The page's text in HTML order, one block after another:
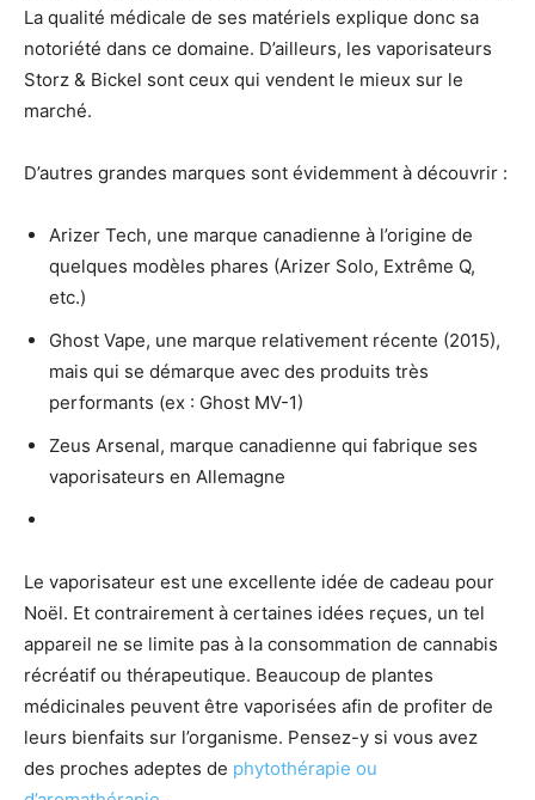
La qualité médicale de ses matériels explique donc sa
notoriété dans ce domaine. D’ailleurs, les vaporisateurs
Storz & Bickel sont ceux qui vendent le mieux sur le
marché.
D’autres grandes marques sont évidemment à découvrir :
Arizer Tech, une marque canadienne à l’origine de
quelques modèles phares (Arizer Solo, Extrême Q,
etc.)
Ghost Vape, une marque relativement récente (2015),
mais qui se démarque avec des produits très
performants (ex : Ghost MV-1)
Zeus Arsenal, marque canadienne qui fabrique ses
vaporisateurs en Allemagne
Le vaporisateur est une excellente idée de cadeau pour
Noël. Et contrairement à certaines idées reçues, un tel
appareil ne se limite pas à la consommation de cannabis
récréatif ou thérapeutique. Beaucoup de plantes
médicinales peuvent être vaporisées afin de profiter de
leurs bienfaits sur l’organisme. Pensez-y si vous avez
des proches adeptes de phytothérapie ou